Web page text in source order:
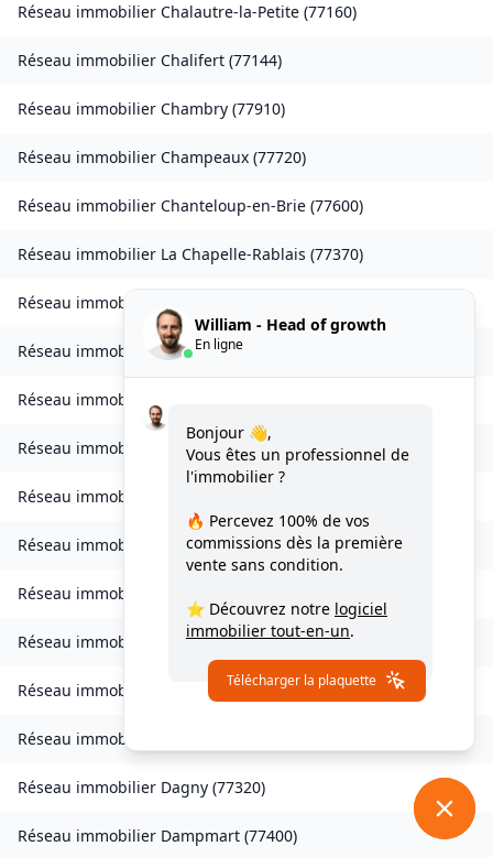
Réseau immobilier Chalautre-la-Petite (77160)
Réseau immobilier Chalifert (77144)
Réseau immobilier Chambry (77910)
Réseau immobilier Champeaux (77720)
Réseau immobilier Chanteloup-en-Brie (77600)
Réseau immobilier La Chapelle-Rablais (77370)
Réseau immobilier
Réseau immobilierCharmentray
Réseau immobilier
Réseau immobilier Chessy( 77700)
Réseau immobilier
Réseau immobilier Compans(77290 )
Réseau immobilier
Réseau immobilier Coupvray(77700)
Réseau immobilier Courchamp(77560
Réseau immobilier
Réseau immobilier Dagny (77320)
Réseau immobilier Dampmart (77400)
William - Head of growth
En ligne
Bonjour 👋,
Vous êtes un professionnel de
l'immobilier ?
🔥 Percevez 100% de vos
commissions dès la première
vente sans condition.
⭐ Découvrez notre logiciel
immobilier tout-en-un.
Télécharger la plaquette